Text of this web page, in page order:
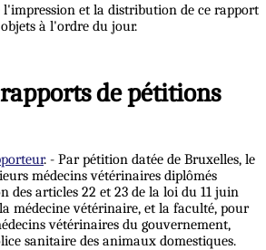
l'impression et la distribution de ce rapport
à l'ordre du jour.
de pétitions
. - Par pétition datée de Bruxelles, le
médecins vétérinaires diplômés
des articles 22 et 23 de la loi du 11 juin
médecine vétérinaire, et la faculté, pour
vétérinaires du gouvernement,
sanitaire des animaux domestiques.